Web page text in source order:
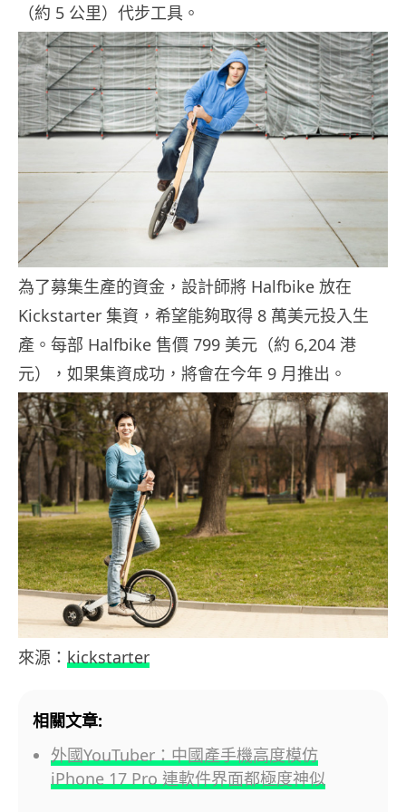
（約 5 公里）代步工具。
為了募集生產的資金，設計師將 Halfbike 放在
Kickstarter 集資，希望能夠取得 8 萬美元投入生
產。每部 Halfbike 售價 799 美元（約 6,204 港
元），如果集資成功，將會在今年 9 月推出。
來源： kickstarter
相關文章:
外國YouTuber：中國產手機高度模仿
iPhone 17 Pro 連軟件界面都極度神似